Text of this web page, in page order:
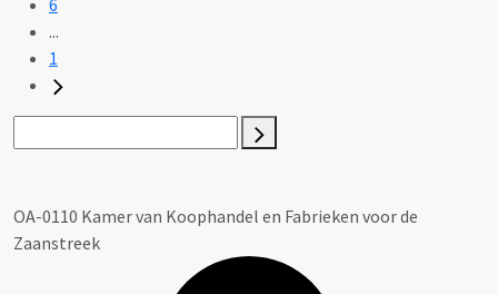
...
1
OA-0110 Kamer van Koophandel en Fabrieken voor de
Zaanstreek